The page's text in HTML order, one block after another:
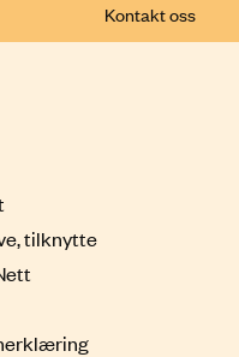
tilknytte
Kontakt oss